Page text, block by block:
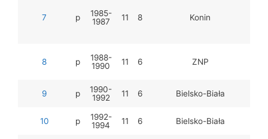
7 p
1985-
1987
11 8 Konin
8 p
1988-
1990
11 6 ZNP
9 p
1990-
1992
11 6 Bielsko-Biała
10
p
1992-
1994
11 6 Bielsko-Biała